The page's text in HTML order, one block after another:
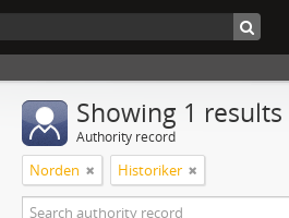
Showing 1 results
Authority record
Norden Historiker